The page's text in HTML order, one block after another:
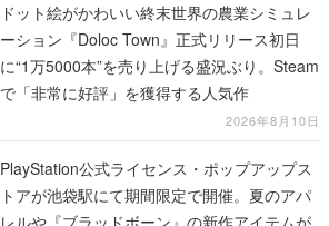
ドット絵がかわいい終末世界の農業シミュレ
ーション『Doloc Town』正式リリース初日
に“1万5000本”を売り上げる盛況ぶり。Steam
で「非常に好評」を獲得する人気作
2026年8月10日
PlayStation公式ライセンス・ポップアップス
トアが池袋駅にて期間限定で開催。夏のアパ